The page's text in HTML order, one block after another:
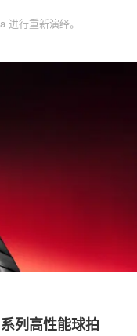
行重新演绎。
列高性能球拍